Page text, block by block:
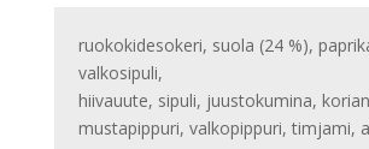
ruokokidesokeri, suola (24 %),
valkosipuli,
hiivauute, sipuli, juustokumina,
mustapippuri, valkopippuri, timjami,